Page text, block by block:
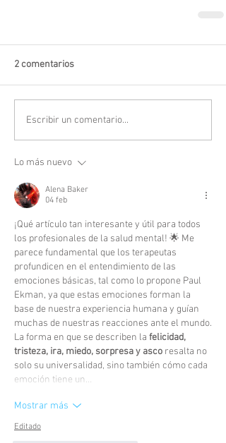
2 comentarios
Escribir un comentario...
Lo más nuevo
Alena Baker
04 feb
¡Qué artículo tan interesante y útil para todos
los profesionales de la salud mental! 🌟 Me
parece fundamental que los terapeutas
profundicen en el entendimiento de las
emociones básicas, tal como lo propone Paul
Ekman, ya que estas emociones forman la
base de nuestra experiencia humana y guían
muchas de nuestras reacciones ante el mundo.
La forma en que se describen la felicidad,
tristeza, ira, miedo, sorpresa y asco resalta no
solo su universalidad, sino también cómo cada
emoción tiene un…
Mostrar más
Editado